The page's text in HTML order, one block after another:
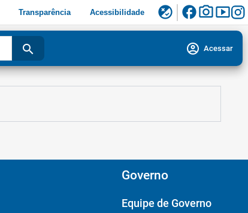
Transparência Acessibilidade flaky facebookphoto_camerasmart_display
search account_circle Acessar
Governo
Equipe de Governo